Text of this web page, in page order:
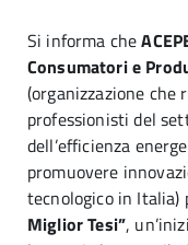
Si informa che
Consumatori e
(organizzazione che
professionisti del
dell’efficienza
promuovere
tecnologico in Italia)
Miglior Tesi”,